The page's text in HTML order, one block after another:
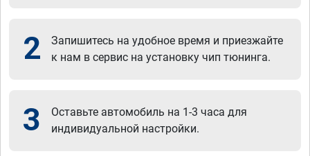
2
Запишитесь на удобное время и приезжайте
к нам в сервис на установку чип тюнинга.
3
Оставьте автомобиль на 1-3 часа для
индивидуальной настройки.